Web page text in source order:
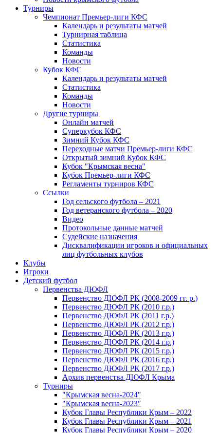
Турниры
Чемпионат Премьер-лиги КФС
Календарь и результаты матчей
Турнирная таблица
Статистика
Команды
Новости
Кубок КФС
Календарь и результаты матчей
Статистика
Команды
Новости
Другие турниры
Онлайн матчей
Суперкубок КФС
Зимний Кубок КФС
Переходные матчи Премьер-лиги КФС
Открытый зимний Кубок КФС
Кубок "Крымская весна"
Кубок Премьер-лиги КФС
Регламенты турниров КФС
Ссылки
Год сельского футбола – 2021
Год ветеранского футбола – 2020
Видео
Протокольные данные матчей
Судейские назначения
Дисквалификации игроков и официальных
лиц футбольных клубов
Клубы
Игроки
Детский футбол
Первенства ДЮФЛ
Первенство ДЮФЛ РК (2008-2009 гг. р.)
Первенство ДЮФЛ РК (2010 г.р.)
Первенство ДЮФЛ РК (2011 г.р.)
Первенство ДЮФЛ РК (2012 г.р.)
Первенство ДЮФЛ РК (2013 г.р.)
Первенство ДЮФЛ РК (2014 г.р.)
Первенство ДЮФЛ РК (2015 г.р.)
Первенство ДЮФЛ РК (2016 г.р.)
Первенство ДЮФЛ РК (2017 г.р.)
Архив первенства ДЮФЛ Крыма
Турниры
"Крымская весна-2024"
"Крымская весна-2023"
Кубок Главы Республики Крым – 2022
Кубок Главы Республики Крым – 2021
Кубок Главы Республики Крым – 2020